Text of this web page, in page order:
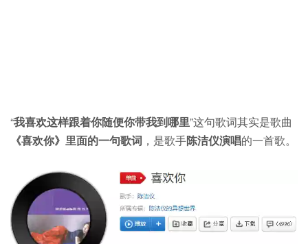
“我喜欢这样跟着你随便你带我到哪里”这句歌词其实是歌曲
《喜欢你》里面的一句歌词 ，是歌手陈洁仪演唱的一首歌。